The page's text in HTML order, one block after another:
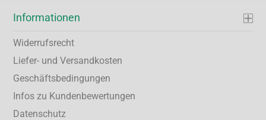
Informationen
Widerrufsrecht
Liefer- und Versandkosten
Geschäftsbedingungen
Infos zu Kundenbewertungen
Datenschutz